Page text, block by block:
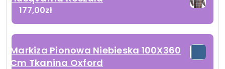
177,00zł
Markiza Pionowa Niebieska 100X360
Cm Tkanina Oxford